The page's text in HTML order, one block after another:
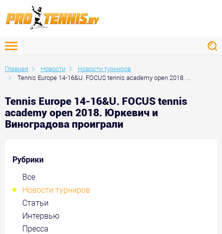
Главная Новости
Новости турниров
Tennis Europe 14-16&U. FOCUS tennis academy open 2018. ...
Tennis Europe 14-16&U. FOCUS tennis
academy open 2018. Юркевич и
Виноградова проиграли
Рубрики
Все
Новости турниров
Статьи
Интервью
Пресса